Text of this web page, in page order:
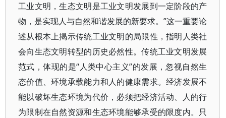
工业文明，生态文明是工业文明发展到一定阶段的产
物，是实现人与自然和谐发展的新要求。”这一重要论
述从根本上揭示传统工业文明的局限性，指明人类社
会向生态文明转型的历史必然性。传统工业文明发展
范式，体现的是“人类中心主义”的发展，忽视自然生
态价值、环境承载能力和人的健康需求。经济发展不
能以破坏生态环境为代价，必须把经济活动、人的行
为限制在自然资源和生态环境能够承受的限度内。只